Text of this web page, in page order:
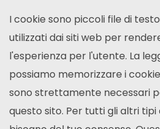
I cookie sono piccoli file di
utilizzati dai siti web per
l'esperienza per l'utente. La
possiamo memorizzare i
sono strettamente necessari
questo sito. Per tutti gli altri